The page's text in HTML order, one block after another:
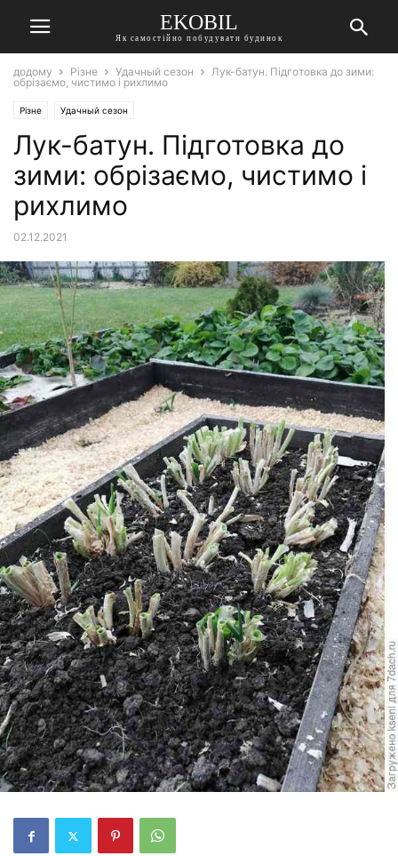
EKOBIL
Як самостійно побудувати будинок
додому Різне Удачный сезон
Лук-батун. Підготовка до зими:
обрізаємо, чистимо і рихлимо
Різне Удачный сезон
Лук-батун. Підготовка до
зими: обрізаємо, чистимо і
рихлимо
02.12.2021